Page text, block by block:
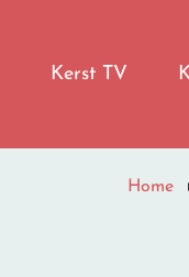
Kerst TV
Home